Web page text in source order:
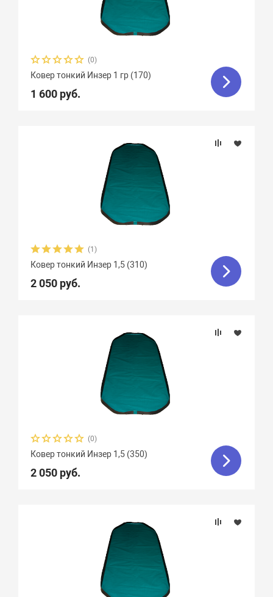
(0)
Ковер тонкий Инзер 1 гр (170)
1 600 руб.
(1)
Ковер тонкий Инзер 1,5 (310)
2 050 руб.
(0)
Ковер тонкий Инзер 1,5 (350)
2 050 руб.